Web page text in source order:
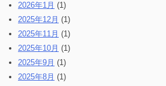
2026年1月 (1)
2025年12月 (1)
2025年11月 (1)
2025年10月 (1)
2025年9月 (1)
2025年8月 (1)